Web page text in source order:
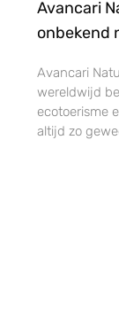
Avancari
onbekend
Avancari
wereldwijd
ecotoerisme
altijd zo